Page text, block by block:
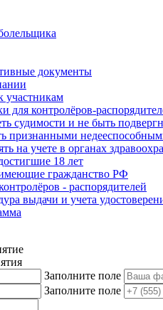
документы
участникам
для контролёров-
судимости и не быть
признанными
на учете в органах
18 лет
гражданство РФ
- распорядителей
выдачи и учета
Заполните поле
Заполните поле